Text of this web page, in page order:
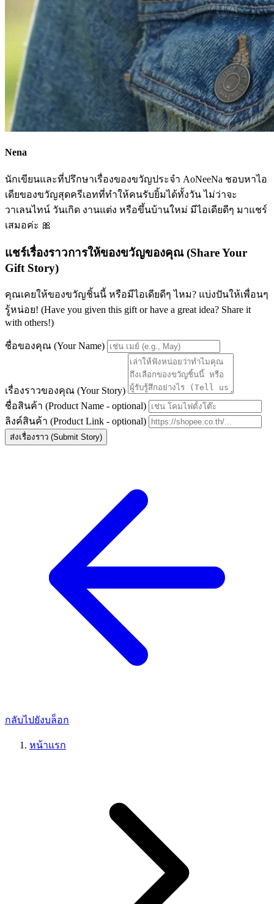
Nena
นักเขียนและที่ปรึกษาเรื่องของขวัญประจำ AoNeeNa ชอบหาไอ
เดียของขวัญสุดครีเอทที่ทำให้คนรับยิ้มได้ทั้งวัน ไม่ว่าจะ
วาเลนไทน์ วันเกิด งานแต่ง หรือขึ้นบ้านใหม่ มีไอเดียดีๆ มาแชร์
เสมอค่ะ 🎀
แชร์เรื่องราวการให้ของขวัญของคุณ (Share Your
Gift Story)
คุณเคยให้ของขวัญชิ้นนี้ หรือมีไอเดียดีๆ ไหม? แบ่งปันให้เพื่อนๆ
รู้หน่อย! (Have you given this gift or have a great idea? Share it
with others!)
ชื่อของคุณ (Your Name)
เรื่องราวของคุณ (Your Story)
ชื่อสินค้า (Product Name - optional)
ลิงค์สินค้า (Product Link - optional)
ส่งเรื่องราว (Submit Story)
กลับไปยังบล็อก
หน้าแรก